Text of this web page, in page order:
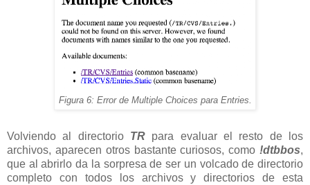
Figura 6: Error de Multiple Choices para Entries.
Volviendo al directorio TR para evaluar el resto de los
archivos, aparecen otros bastante curiosos, como !dtbbos,
que al abrirlo da la sorpresa de ser un volcado de directorio
completo con todos los archivos y directorios de esta